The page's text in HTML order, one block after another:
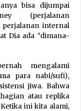
Ayat: Memahami
dalam Dinamika
bisa dijumpai
(perjalanan
internal
Dia ada “dimana-
mengalami
para nabi/sufi),
jiwa. Bahwa
atau replika
ini kita alami,